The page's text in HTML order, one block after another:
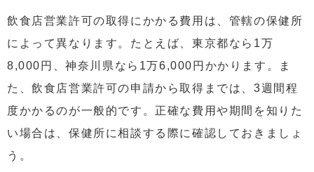
飲食店営業許可の取得にかかる費用は、管轄の保健所
によって異なります。たとえば、東京都なら1万
8,000円、神奈川県なら1万6,000円かかります。ま
た、飲食店営業許可の申請から取得までは、3週間程
度かかるのが一般的です。正確な費用や期間を知りた
い場合は、保健所に相談する際に確認しておきましょ
う。